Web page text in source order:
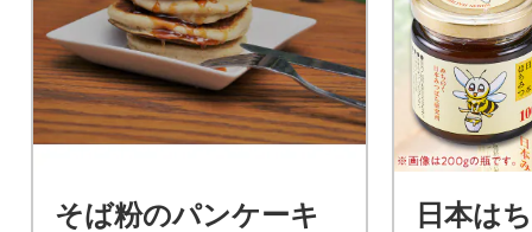
そば粉のパンケーキ
日本は